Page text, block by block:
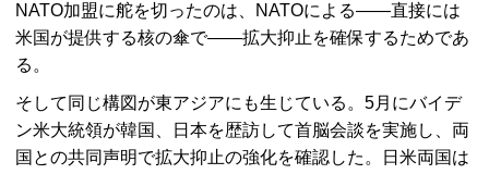
NATO加盟に舵を切ったのは、NATOによる――直接には
米国が提供する核の傘で――拡大抑止を確保するためであ
る。
そして同じ構図が東アジアにも生じている。5月にバイデ
ン米大統領が韓国、日本を歴訪して首脳会談を実施し、両
国との共同声明で拡大抑止の強化を確認した。日米両国は